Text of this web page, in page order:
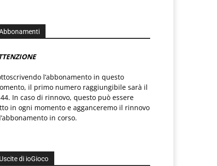
l’abbonamento in questo
il primo numero raggiungibile sarà il
In caso di rinnovo, questo può essere
in ogni momento e agganceremo il rinnovo
in corso.
Uscite di ioGioco